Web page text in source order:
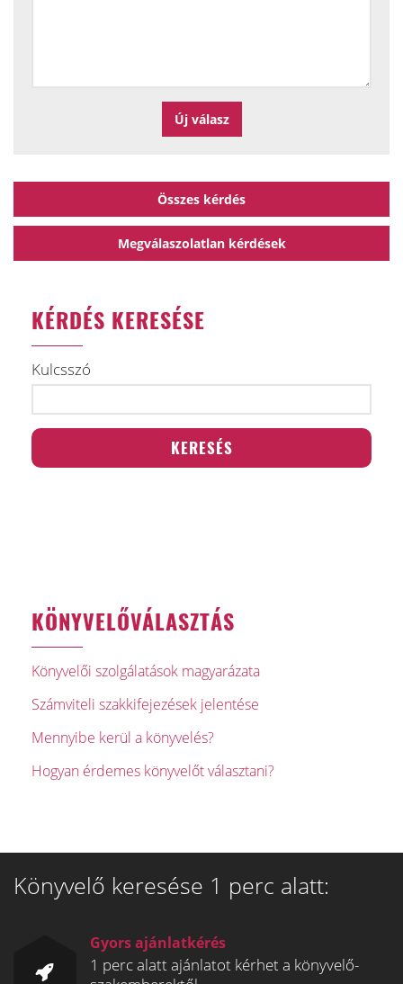
Összes kérdés
Megválaszolatlan kérdések
KÉRDÉS KERESÉSE
Kulcsszó
KÖNYVELŐVÁLASZTÁS
Könyvelői szolgálatások magyarázata
Számviteli szakkifejezések jelentése
Mennyibe kerül a könyvelés?
Hogyan érdemes könyvelőt választani?
Könyvelő keresése 1 perc alatt:
Gyors ajánlatkérés
1 perc alatt ajánlatot kérhet a könyvelő-